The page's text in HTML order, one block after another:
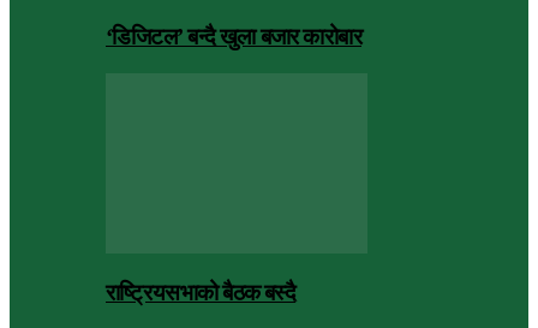
‘डिजिटल’ बन्दै खुला बजार कारोबार
राष्ट्रियसभाको बैठक बस्दै